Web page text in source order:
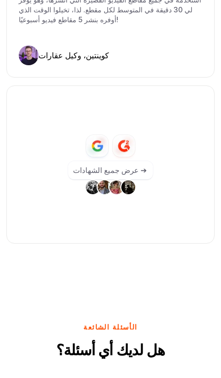
لي 30 دقيقة في المتوسط لكل مقطع. لذا، تخيلوا الوقت الذي
أوفره بنشر 5 مقاطع فيديو أسبوعيًا!
كوينتين، وكيل عقارات
عرض جميع الشهادات ➔
الأسئلة الشائعة
هل لديك أي أسئلة؟